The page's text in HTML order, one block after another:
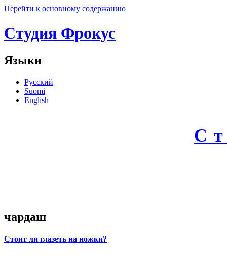
Перейти к основному содержанию
Студия Фрокус
Языки
Русский
Suomi
English
чардаш
Стоит ли глазеть на ножки?